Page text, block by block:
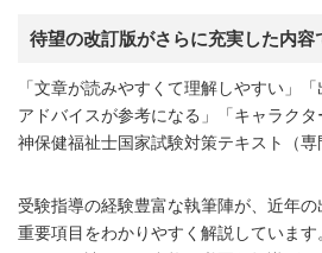
待望の改訂版がさらに充実した内容
「文章が読みやすくて理解しやすい」
アドバイスが参考になる」「キャラク
神保健福祉士国家試験対策テキスト（専
受験指導の経験豊富な執筆陣が、近年
重要項目をわかりやすく解説しています